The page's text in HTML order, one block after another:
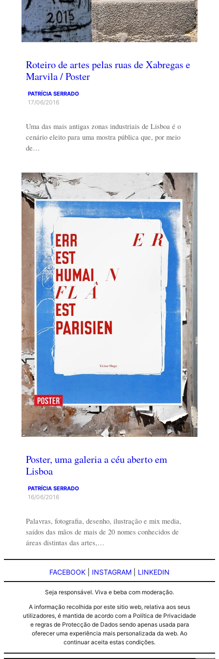
Roteiro de artes pelas ruas de Xabregas e
Marvila / Poster
PATRÍCIA SERRADO
17/06/2016
Uma das mais antigas zonas industriais de Lisboa é o
cenário eleito para uma mostra pública que, por meio
de…
Poster, uma galeria a céu aberto em
Lisboa
PATRÍCIA SERRADO
16/06/2016
Palavras, fotografia, desenho, ilustração e mix media,
saídos das mãos de mais de 20 nomes conhecidos de
áreas distintas das artes,…
FACEBOOK INSTAGRAM LINKEDIN
Seja responsável. Viva e beba com moderação.
A informação recolhida por este sitio web, relativa aos seus
utilizadores, é mantida de acordo com a Política de Privacidade
e regras de Protecção de Dados sendo apenas usada para
oferecer uma experiência mais personalizada da web. Ao
continuar aceita estas condições.